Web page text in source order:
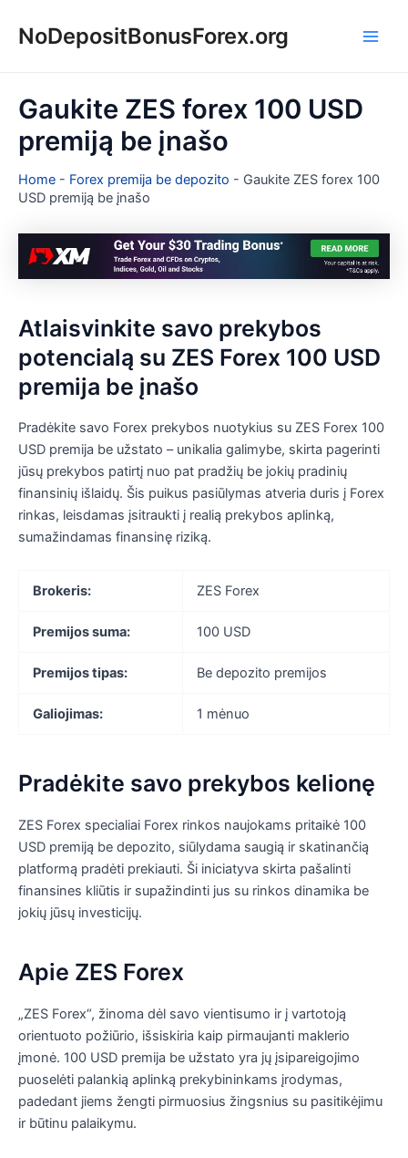
prieNoDepositBonusForex.org
Gaukite ZES forex 100 USD
premiją be įnašo
Home - Forex premija be depozito - Gaukite ZES forex 100
USD premiją be įnašo
Atlaisvinkite savo prekybos
potencialą su ZES Forex 100 USD
premija be įnašo
Pradėkite savo Forex prekybos nuotykius su ZES Forex 100
USD premija be užstato – unikalia galimybe, skirta pagerinti
jūsų prekybos patirtį nuo pat pradžių be jokių pradinių
finansinių išlaidų. Šis puikus pasiūlymas atveria duris į Forex
rinkas, leisdamas įsitraukti į realią prekybos aplinką,
sumažindamas finansinę riziką.
Brokeris: ZES Forex
Premijos suma: 100 USD
Premijos tipas: Be depozito premijos
Galiojimas: 1 mėnuo
Pradėkite savo prekybos kelionę
ZES Forex specialiai Forex rinkos naujokams pritaikė 100
USD premiją be depozito, siūlydama saugią ir skatinančią
platformą pradėti prekiauti. Ši iniciatyva skirta pašalinti
finansines kliūtis ir supažindinti jus su rinkos dinamika be
jokių jūsų investicijų.
Apie ZES Forex
„ZES Forex“, žinoma dėl savo vientisumo ir į vartotoją
orientuoto požiūrio, išsiskiria kaip pirmaujanti maklerio
įmonė. 100 USD premija be užstato yra jų įsipareigojimo
puoselėti palankią aplinką prekybininkams įrodymas,
padedant jiems žengti pirmuosius žingsnius su pasitikėjimu
ir būtinu palaikymu.